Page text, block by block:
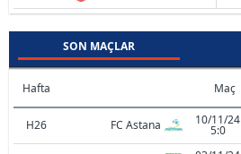
SON MAÇLAR
Hafta Maç
H26 FC Astana 10/11/24
5:0